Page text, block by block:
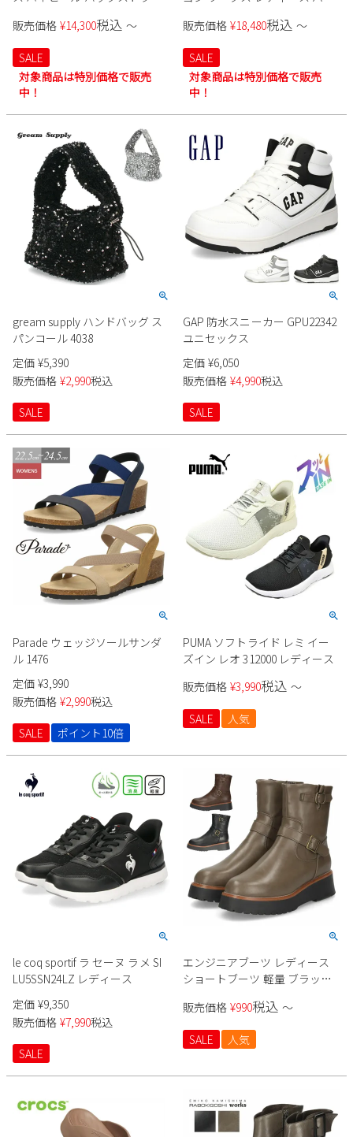
ワークス 12765 ブラック アイボ
リー カーキ レディース 靴 日本
製 RABOKIGOSHI works
販売価格 ¥14,300税込 〜
SALE
対象商品は特別価格で販売
中！
ューズ 黒 本革 ブラック ベージ
ュ グレー レッドブラウン 靴
12683 日本製 RABOKIGOSHI
works
販売価格 ¥18,480税込 〜
SALE
対象商品は特別価格で販売
中！
gream supply ハンドバッグ ス
パンコール 4038
定価 ¥5,390
販売価格 ¥2,990税込
SALE
GAP 防水スニーカー GPU22342
ユニセックス
定価 ¥6,050
販売価格 ¥4,990税込
SALE
Parade ウェッジソールサンダ
ル 1476
定価 ¥3,990
販売価格 ¥2,990税込
SALE
ポイント10倍
PUMA ソフトライド レミ イー
ズイン レオ 312000 レディース
販売価格 ¥3,990税込 〜
SALE 人気
le coq sportif ラ セーヌ ラメ SI
LU5SSN24LZ レディース
定価 ¥9,350
販売価格 ¥7,990税込
SALE
エンジニアブーツ レディース
ショートブーツ 軽量 ブラック
ェッタ MASCHIETTA 9304
販売価格 ¥990税込 〜
SALE 人気